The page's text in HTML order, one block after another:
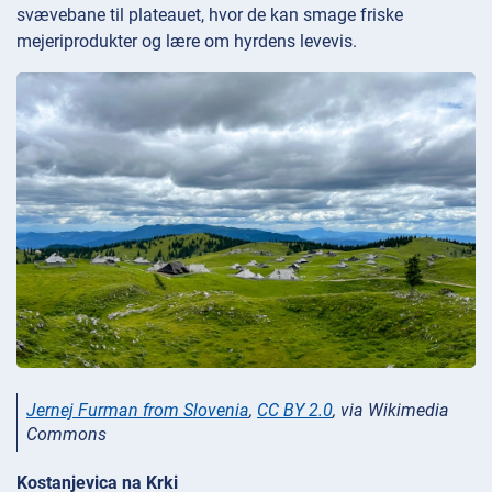
svævebane til plateauet, hvor de kan smage friske
mejeriprodukter og lære om hyrdens levevis.
Jernej Furman from Slovenia, CC BY 2.0, via Wikimedia
Commons
Kostanjevica na Krki